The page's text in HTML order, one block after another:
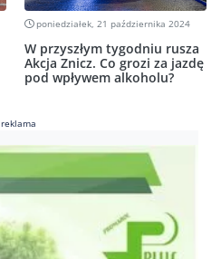
poniedziałek, 21 października 2024
W przyszłym tygodniu rusza
Akcja Znicz. Co grozi za jazdę
pod wpływem alkoholu?
reklama